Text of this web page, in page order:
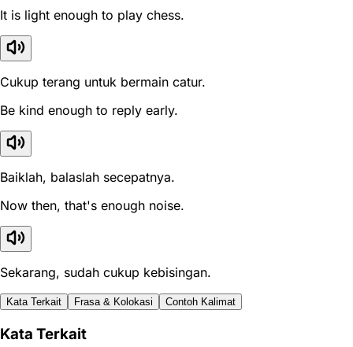
It is light enough to play chess.
Cukup terang untuk bermain catur.
Be kind enough to reply early.
Baiklah, balaslah secepatnya.
Now then, that's enough noise.
Sekarang, sudah cukup kebisingan.
Kata Terkait Frasa & Kolokasi Contoh Kalimat
Kata Terkait